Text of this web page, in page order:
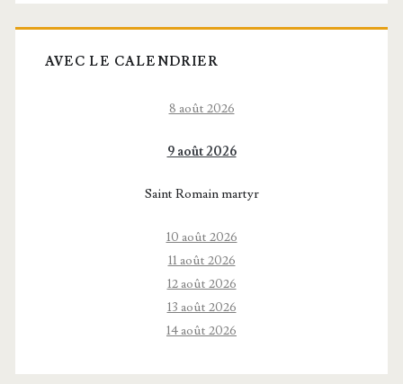
AVEC LE CALENDRIER
8 août 2026
9 août 2026
Saint Romain martyr
10 août 2026
11 août 2026
12 août 2026
13 août 2026
14 août 2026